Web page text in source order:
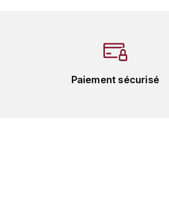
Paiement sécurisé